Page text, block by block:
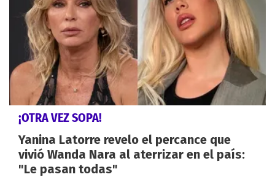
¡OTRA VEZ SOPA!
Yanina Latorre revelo el percance que
vivió Wanda Nara al aterrizar en el país:
"Le pasan todas"